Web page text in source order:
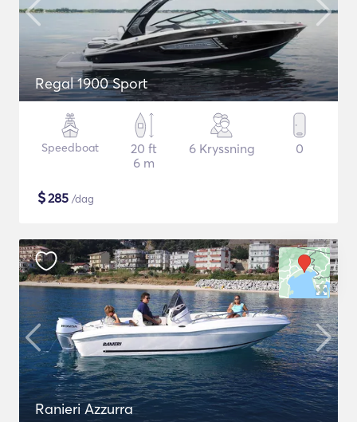
Regal 1900 Sport
Speedboat
20 ft
6 m
6 Kryssning 0
$285 /dag
Ranieri Azzurra